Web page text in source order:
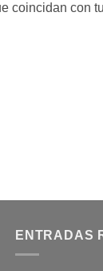
coincidan con
ENTRADAS